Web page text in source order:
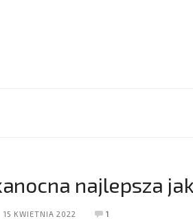
najlepsza
15 KWIETNIA 2022 1